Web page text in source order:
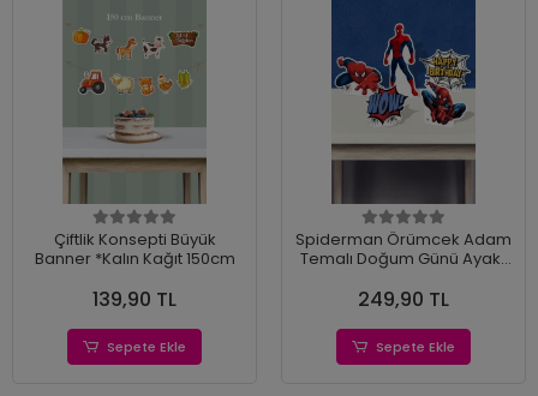
Çiftlik Konsepti Büyük
Banner *Kalın Kağıt 150cm
139,90 TL
Sepete Ekle
Spiderman Örümcek Adam
Temalı Doğum Günü Ayaklı
Kağıt
249,90 TL
Sepete Ekle